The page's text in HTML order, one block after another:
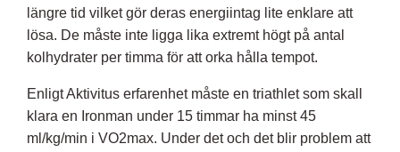
längre tid vilket gör deras energiintag lite enklare att
lösa. De måste inte ligga lika extremt högt på antal
kolhydrater per timma för att orka hålla tempot.
Enligt Aktivitus erfarenhet måste en triathlet som skall
klara en Ironman under 15 timmar ha minst 45
ml/kg/min i VO2max. Under det och det blir problem att